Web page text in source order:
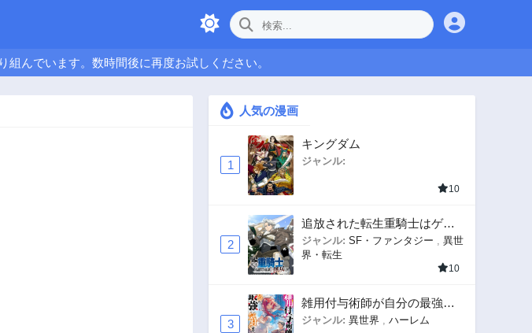
んでいます。数時間後に再度お試しください。
人気の漫画
1
キングダム
ジャンル:
10
2
追放された転生重騎士はゲー
ム知識で無双する
ジャンル: SF・ファンタジー
異世
界・転生
10
3
雑用付与術師が自分の最強に
気付くまで
ジャンル: 異世界 ハーレム